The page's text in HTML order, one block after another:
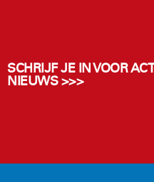
SCHRIJF JE IN VOOR
NIEUWS >>>